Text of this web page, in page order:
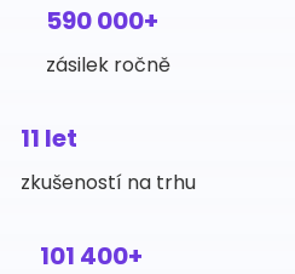
590 000+
zásilek ročně
11 let
zkušeností na trhu
101 400+